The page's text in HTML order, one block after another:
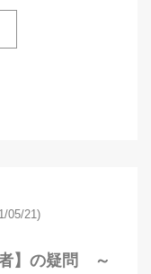
05/21)
】の疑問 ～